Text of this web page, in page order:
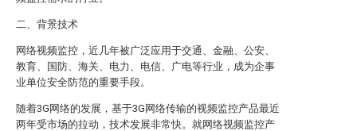
二、背景技术
网络视频监控，近几年被广泛应用于交通、金融、公安、
教育、国防、海关、电力、电信、广电等行业，成为企事
业单位安全防范的重要手段。
随着3G网络的发展，基于3G网络传输的视频监控产品最近
两年受市场的拉动，技术发展非常快。就网络视频监控产